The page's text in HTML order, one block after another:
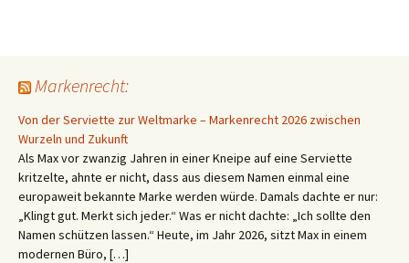
Markenrecht:
Von der Serviette zur Weltmarke – Markenrecht 2026 zwischen
Wurzeln und Zukunft
Als Max vor zwanzig Jahren in einer Kneipe auf eine Serviette
kritzelte, ahnte er nicht, dass aus diesem Namen einmal eine
europaweit bekannte Marke werden würde. Damals dachte er nur:
„Klingt gut. Merkt sich jeder.“ Was er nicht dachte: „Ich sollte den
Namen schützen lassen.“ Heute, im Jahr 2026, sitzt Max in einem
modernen Büro, […]